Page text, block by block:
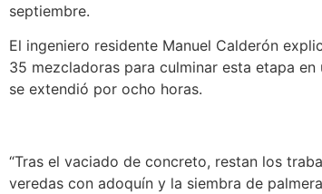
septiembre.
El ingeniero residente Manuel Calderón
35 mezcladoras para culminar esta etapa
se extendió por ocho horas.
“Tras el vaciado de concreto, restan los
veredas con adoquín y la siembra de